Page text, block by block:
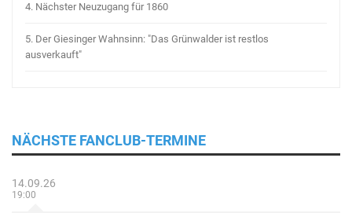
4. Nächster Neuzugang für 1860
5. Der Giesinger Wahnsinn: "Das Grünwalder ist restlos
ausverkauft"
NÄCHSTE FANCLUB-TERMINE
14.09.26
19:00